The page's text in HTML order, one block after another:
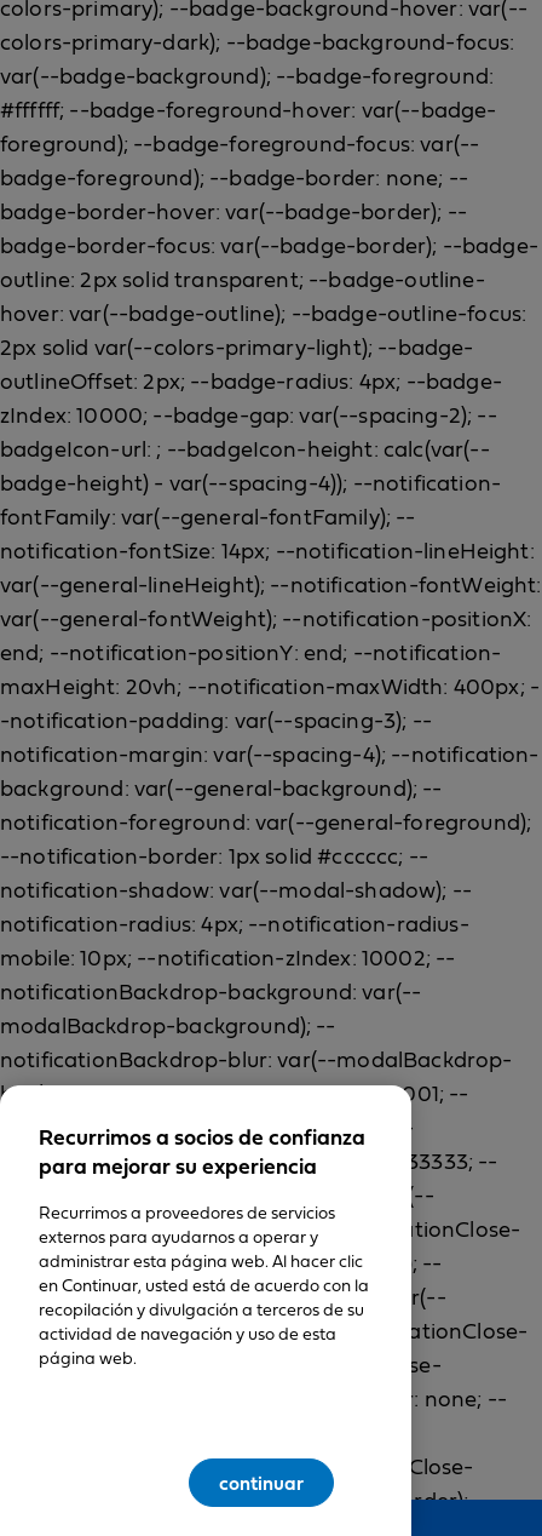
Recurrimos a socios de confianza
para mejorar su experiencia
Recurrimos a proveedores de servicios
externos para ayudarnos a operar y
administrar esta página web. Al hacer clic
en Continuar, usted está de acuerdo con la
recopilación y divulgación a terceros de su
actividad de navegación y uso de esta
página web.
continuar